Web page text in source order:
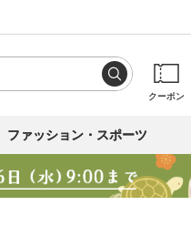
クーポン
ファッション・スポーツ